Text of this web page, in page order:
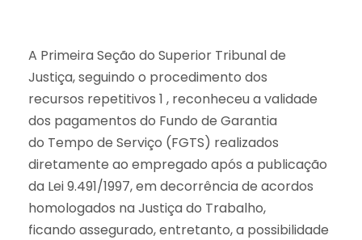
A Primeira Seção do Superior Tribunal de
Justiça, seguindo o procedimento dos
recursos repetitivos 1 , reconheceu a validade
dos pagamentos do Fundo de Garantia
do Tempo de Serviço (FGTS) realizados
diretamente ao empregado após a publicação
da Lei 9.491/1997, em decorrência de acordos
homologados na Justiça do Trabalho,
ficando assegurado, entretanto, a possibilidade